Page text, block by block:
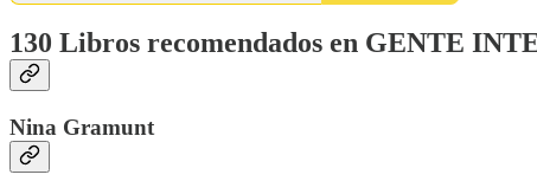
130 Libros recomendados en GENTE
Nina Gramunt